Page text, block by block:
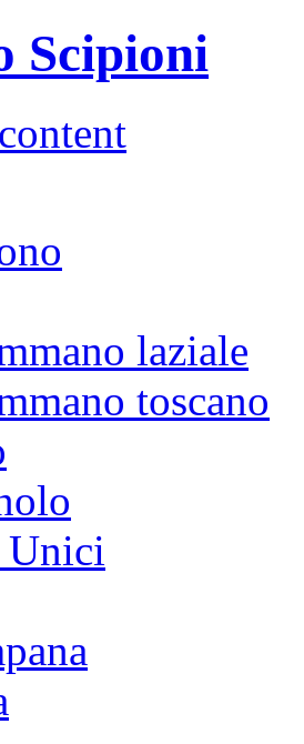
Scipioni
laziale
toscano
Unici